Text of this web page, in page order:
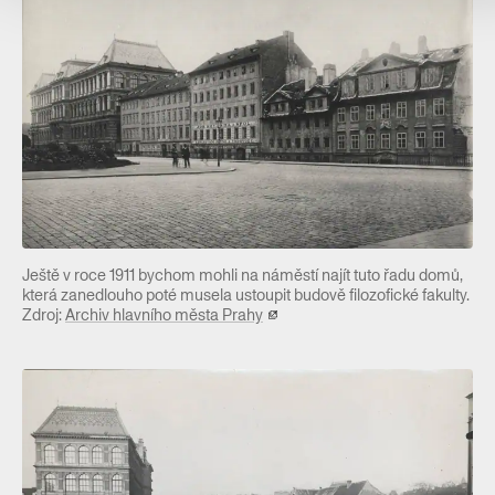
Ještě v roce 1911 bychom mohli na náměstí najít tuto řadu domů,
která zanedlouho poté musela ustoupit budově filozofické fakulty.
Zdroj:Archiv hlavního města Prahy